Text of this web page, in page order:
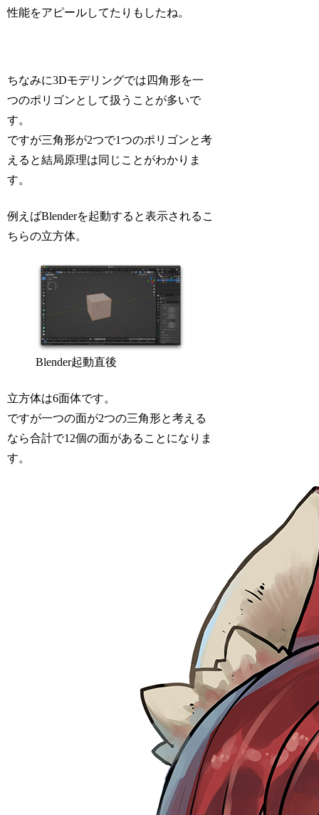
性能をアピールしてたりもしたね。
ちなみに3Dモデリングでは四角形を一
つのポリゴンとして扱うことが多いで
す。
ですが三角形が2つで1つのポリゴンと考
えると結局原理は同じことがわかりま
す。
例えばBlenderを起動すると表示されるこ
ちらの立方体。
Blender起動直後
立方体は6面体です。
ですが一つの面が2つの三角形と考える
なら合計で12個の面があることになりま
す。